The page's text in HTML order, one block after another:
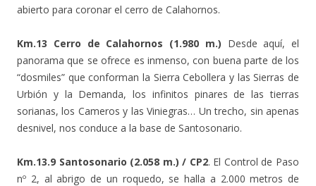
abierto para coronar el cerro de Calahornos.
Km.13 Cerro de Calahornos (1.980 m.) Desde aquí, el
panorama que se ofrece es inmenso, con buena parte de los
“dosmiles” que conforman la Sierra Cebollera y las Sierras de
Urbión y la Demanda, los infinitos pinares de las tierras
sorianas, los Cameros y las Viniegras… Un trecho, sin apenas
desnivel, nos conduce a la base de Santosonario.
Km.13.9 Santosonario (2.058 m.) / CP2. El Control de Paso
nº 2, al abrigo de un roquedo, se halla a 2.000 metros de